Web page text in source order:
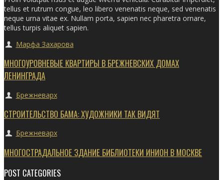
tellus et rutrum congue, leo libero venenatis neque, sed venenatis
neque urna vitae ex. Nullam porta, sapien nec pharetra ornare,
tellus turpis aliquet sapien.
Марфа Захарова
МНОГОУРОВНЕВЫЕ КВАРТИРЫ В БРЕЖНЕВСКИХ ДОМАХ
ЛЕНИНГРАДА
Брежневарх
СТРОИТЕЛЬСТВО БАМА: ХУДОЖНИКИ ТАК ВИДЯТ
Брежневарх
МНОГОСТРАДАЛЬНОЕ ЗДАНИЕ БИБЛИОТЕКИ ИНИОН В МОСКВЕ
POST CATEGORIES